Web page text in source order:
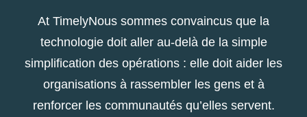
At TimelyNous sommes convaincus que la
technologie doit aller au-delà de la simple
simplification des opérations : elle doit aider les
organisations à rassembler les gens et à
renforcer les communautés qu’elles servent.